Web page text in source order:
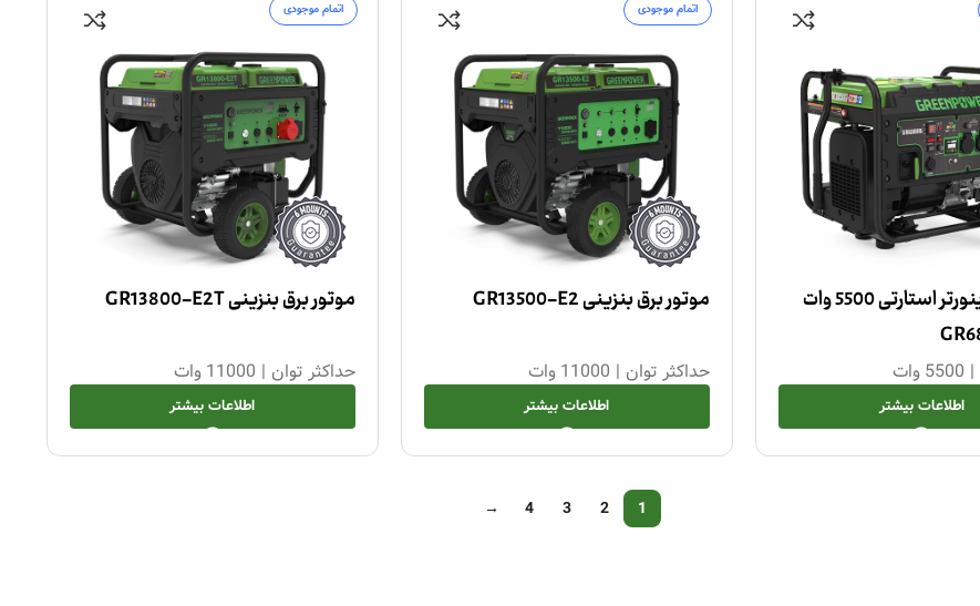
موتور برق اینورتر استارتی 5500 وات
| 5500 وات
اطلاعات بیشتر
اتمام موجودی
موتور برق بنزینی GR13500-E2
حداکثر توان | 11000 وات
اطلاعات بیشتر
اتمام موجودی
موتور برق بنزینی GR13800-E2T
حداکثر توان | 11000 وات
اطلاعات بیشتر
1
2
3
4
→